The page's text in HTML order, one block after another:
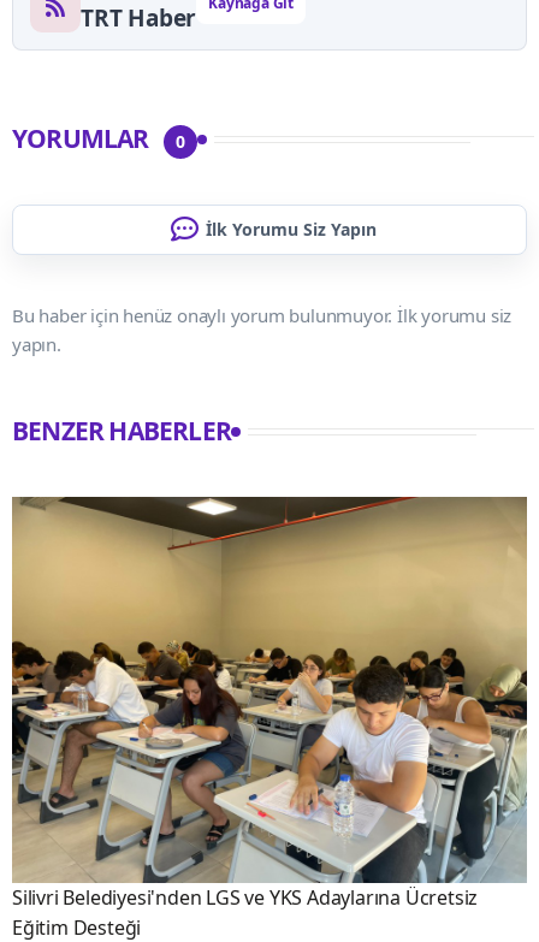
TRT Haber
YORUMLAR 0
İlk Yorumu Siz Yapın
Bu haber için henüz onaylı yorum bulunmuyor. İlk yorumu siz
yapın.
BENZER HABERLER
Silivri Belediyesi'nden LGS ve YKS Adaylarına Ücretsiz
Eğitim Desteği